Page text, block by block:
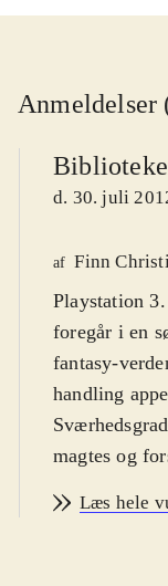
Anmeldelser
d. 30. juli
af Finn
Playstation
foregår i en
fantasy-
handling
magtes og
og grimt
Læs hele